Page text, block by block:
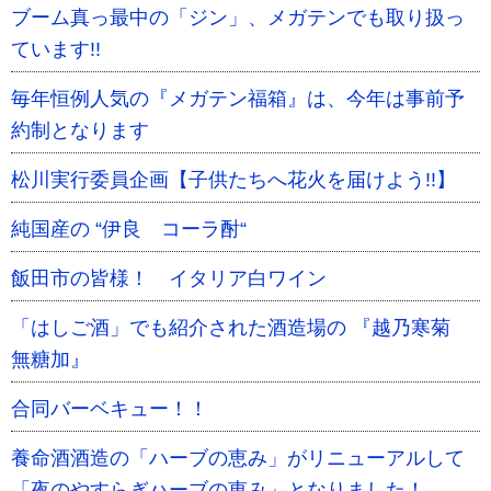
ブーム真っ最中の「ジン」、メガテンでも取り扱っ
ています!!
毎年恒例人気の『メガテン福箱』は、今年は事前予
約制となります
松川実行委員企画【子供たちへ花火を届けよう!!】
純国産の “伊良 コーラ酎“
飯田市の皆様！ イタリア白ワイン
「はしご酒」でも紹介された酒造場の 『越乃寒菊
無糖加』
合同バーベキュー！！
養命酒酒造の「ハーブの恵み」がリニューアルして